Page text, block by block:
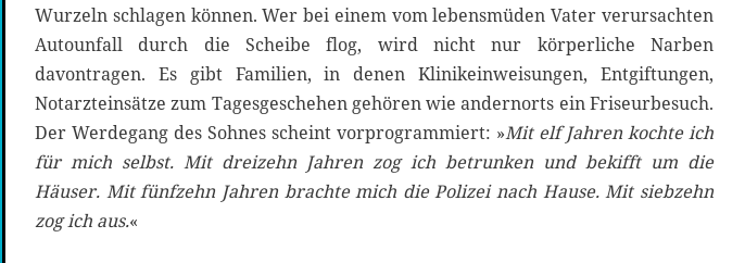
Wurzeln schlagen können. Wer bei einem vom lebensmüden Vater verursachten
Autounfall durch die Scheibe flog, wird nicht nur körperliche Narben
davontragen. Es gibt Familien, in denen Klinikeinweisungen, Entgiftungen,
Notarzteinsätze zum Tagesgeschehen gehören wie andernorts ein Friseurbesuch.
Der Werdegang des Sohnes scheint vorprogrammiert: »Mit elf Jahren kochte ich
für mich selbst. Mit dreizehn Jahren zog ich betrunken und bekifft um die
Häuser. Mit fünfzehn Jahren brachte mich die Polizei nach Hause. Mit siebzehn
zog ich aus.«